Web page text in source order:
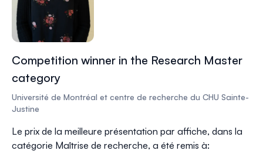
Competition winner in the Research Master
category
Université de Montréal et centre de recherche du CHU Sainte-
Justine
Le prix de la meilleure présentation par affiche, dans la
catégorie Maîtrise de recherche, a été remis à: